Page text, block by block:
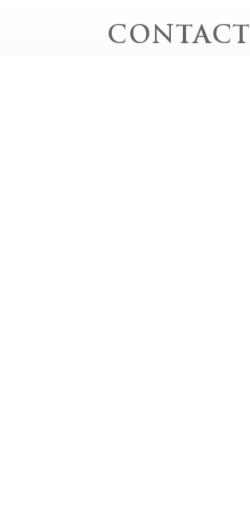
CONTACT